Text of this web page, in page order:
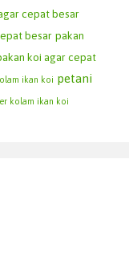
cepat besar
besar pakan
koi agar cepat
ikan koi petani
kolam ikan koi